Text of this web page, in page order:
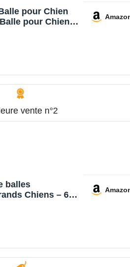
pour Chien
pour Chiens
vente n°2
balles
Chiens – 6